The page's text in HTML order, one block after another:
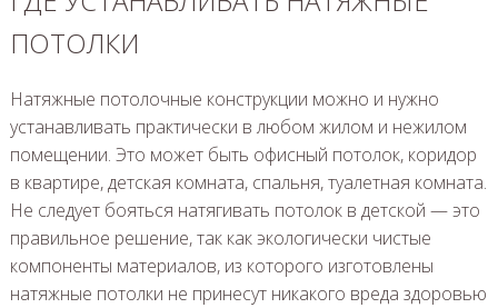
ПОТОЛКИ
Натяжные потолочные конструкции можно и нужно
устанавливать практически в любом жилом и нежилом
помещении. Это может быть офисный потолок, коридор
в квартире, детская комната, спальня, туалетная комната.
Не следует бояться натягивать потолок в детской — это
правильное решение, так как экологически чистые
компоненты материалов, из которого изготовлены
натяжные потолки не принесут никакого вреда здоровью